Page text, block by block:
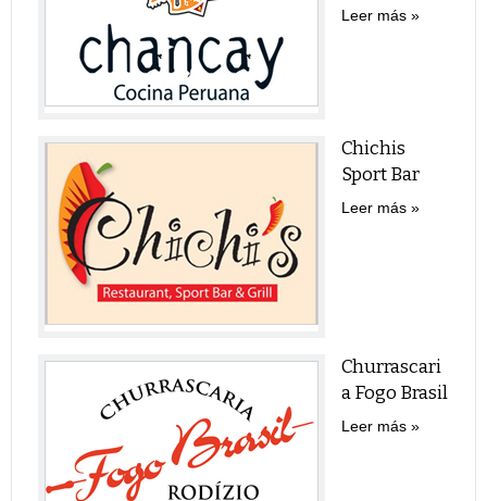
Leer más
Chichis
Sport Bar
Leer más
Churrascari
a Fogo Brasil
Leer más